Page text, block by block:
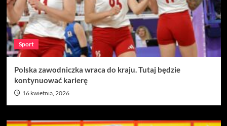
Sport
Polska zawodniczka wraca do kraju. Tutaj będzie
kontynuować karierę
16 kwietnia, 2026